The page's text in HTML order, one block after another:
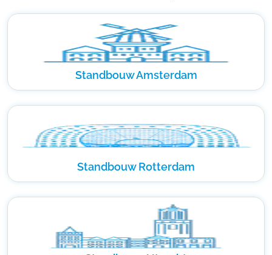
Standbouw Amsterdam
Standbouw Rotterdam